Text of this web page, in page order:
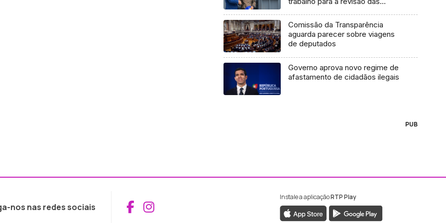
Comissão da Transparência
aguarda parecer sobre viagens
de deputados
Governo aprova novo regime de
afastamento de cidadãos ilegais
PUB
nos nas redes sociais Aceder ao Facebook da RTP Madeira
Aceder ao Instagram da RTP Madeira
Instale a aplicaçãoRTP Play